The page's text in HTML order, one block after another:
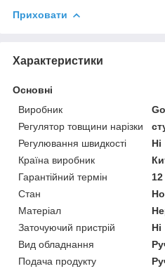
Приховати
Характеристики
Основні
Виробник
Регулятор товщини нарізки
Регулювання швидкості
Ні
Країна виробник
Гарантійний термін
12
Стан
Матеріал
Заточуючий пристрій
Ні
Вид обладнання
Подача продукту